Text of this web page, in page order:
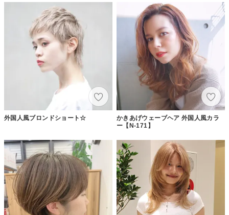
外国人風ブロンドショート☆
かきあげウェーブヘア 外国人風カラ
ー【N-171】